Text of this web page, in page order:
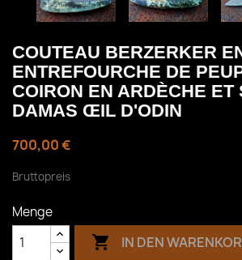
COUTEAU BERZERKER
ENTREFOURCHE DE
COIRON EN ARDÈCHE ET
DAMAS ŒIL D'ODIN
700,00 €
Bruttopreis
Menge
 IN DEN